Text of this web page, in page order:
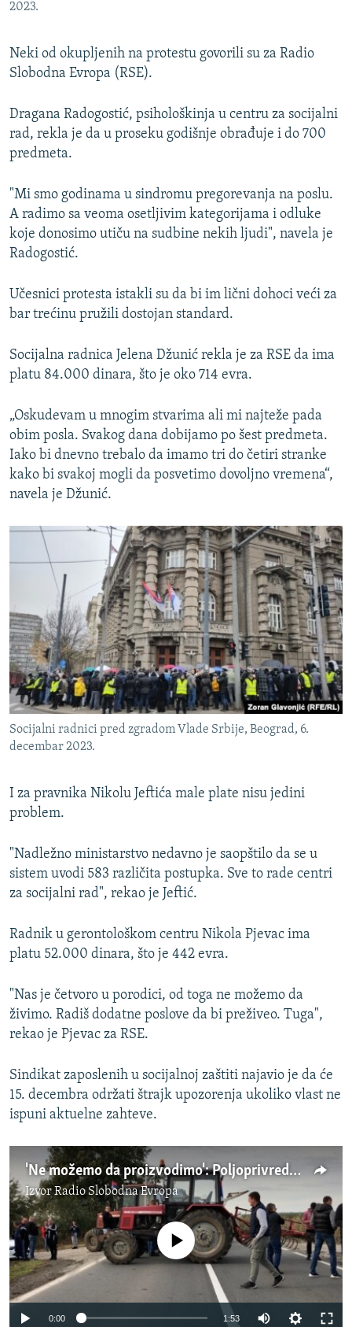
2023.
Neki od okupljenih na protestu govorili su za Radio
Slobodna Evropa (RSE).
Dragana Radogostić, psihološkinja u centru za socijalni
rad, rekla je da u proseku godišnje obrađuje i do 700
predmeta.
"Mi smo godinama u sindromu pregorevanja na poslu.
A radimo sa veoma osetljivim kategorijama i odluke
koje donosimo utiču na sudbine nekih ljudi", navela je
Radogostić.
Učesnici protesta istakli su da bi im lični dohoci veći za
bar trećinu pružili dostojan standard.
Socijalna radnica Jelena Džunić rekla je za RSE da ima
platu 84.000 dinara, što je oko 714 evra.
„Oskudevam u mnogim stvarima ali mi najteže pada
obim posla. Svakog dana dobijamo po šest predmeta.
Iako bi dnevno trebalo da imamo tri do četiri stranke
kako bi svakoj mogli da posvetimo dovoljno vremena“,
navela je Džunić.
Socijalni radnici pred zgradom Vlade Srbije, Beograd, 6.
decembar 2023.
I za pravnika Nikolu Jeftića male plate nisu jedini
problem.
"Nadležno ministarstvo nedavno je saopštilo da se u
sistem uvodi 583 različita postupka. Sve to rade centri
za socijalni rad", rekao je Jeftić.
Radnik u gerontološkom centru Nikola Pjevac ima
platu 52.000 dinara, što je 442 evra.
"Nas je četvoro u porodici, od toga ne možemo da
živimo. Radiš dodatne poslove da bi preživeo. Tuga",
rekao je Pjevac za RSE.
Sindikat zaposlenih u socijalnoj zaštiti najavio je da će
15. decembra održati štrajk upozorenja ukoliko vlast ne
ispuni aktuelne zahteve.
'Ne možemo da proizvodimo': Poljoprivrednici Srbije traže bolje uslove za rad
IzvorRadio Slobodna Evropa
No media source currently available
0:00 1:53